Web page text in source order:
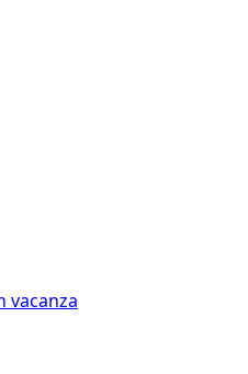
vacanza